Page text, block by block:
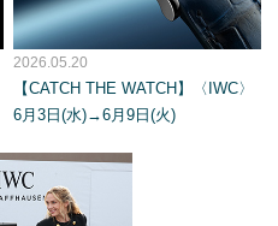
2026.05.20
【CATCH THE WATCH】〈IWC〉
6月3日(水)→6月9日(火)